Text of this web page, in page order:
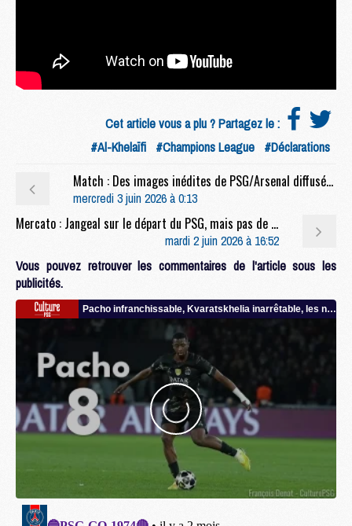
Cet article vous a plu ? Partagez le :
#Al-Khelaïfi #Champions League #Déclarations
Match : Des images inédites de PSG/Arsenal diffusées
mercredi 3 juin 2026 à 0:13
Mercato : Jangeal sur le départ du PSG, mais pas de QSI ?
mardi 2 juin 2026 à 16:52
Vous pouvez retrouver les commentaires de l'article sous les
publicités.